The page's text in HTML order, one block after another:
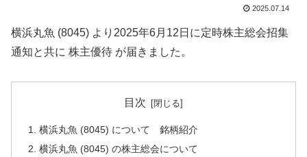
2025.07.14
横浜丸魚 (8045) より2025年6月12日に定時株主総会招集
通知と共に 株主優待 が届きました。
目次
横浜丸魚 (8045) について 銘柄紹介
横浜丸魚 (8045) の株主総会について